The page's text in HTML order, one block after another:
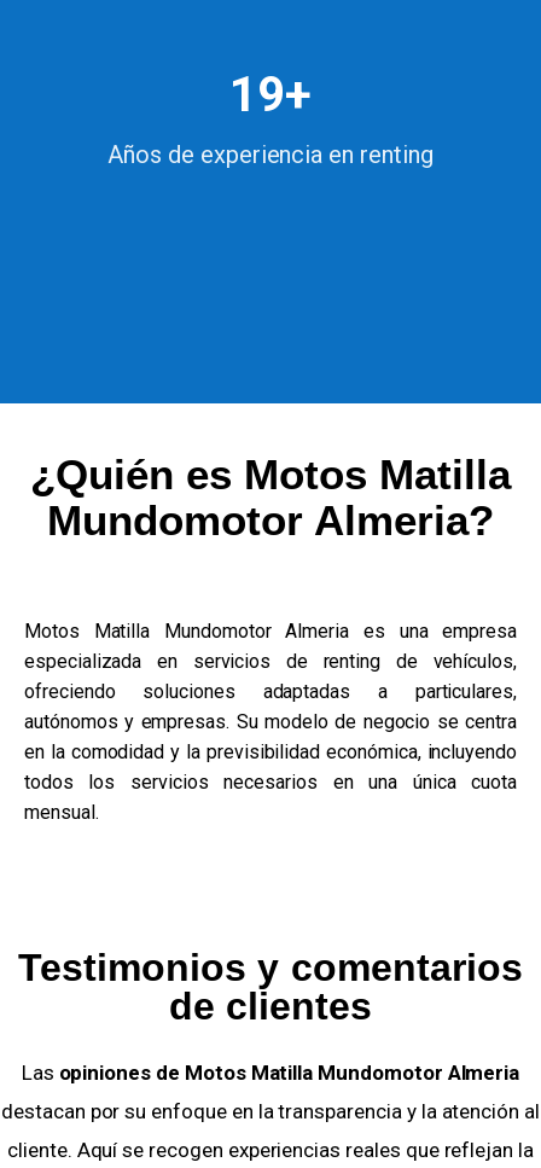
19+
Años de experiencia en renting
¿Quién es Motos Matilla
Mundomotor Almeria?
Motos Matilla Mundomotor Almeria es una empresa
especializada en servicios de renting de vehículos,
ofreciendo soluciones adaptadas a particulares,
autónomos y empresas. Su modelo de negocio se centra
en la comodidad y la previsibilidad económica, incluyendo
todos los servicios necesarios en una única cuota
mensual.
Testimonios y comentarios
de clientes
Las opiniones de Motos Matilla Mundomotor Almeria
destacan por su enfoque en la transparencia y la atención al
cliente. Aquí se recogen experiencias reales que reflejan la